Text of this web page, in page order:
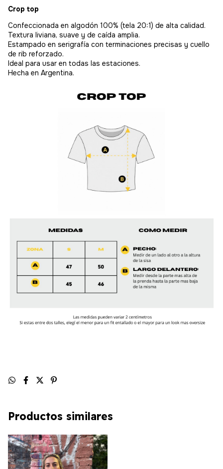
Crop top
Confeccionada en algodón 100% (tela 20:1) de alta calidad.
Textura liviana, suave y de caída amplia.
Estampado en serigrafía con terminaciones precisas y cuello
de rib reforzado.
Ideal para usar en todas las estaciones.
Hecha en Argentina.
Productos similares